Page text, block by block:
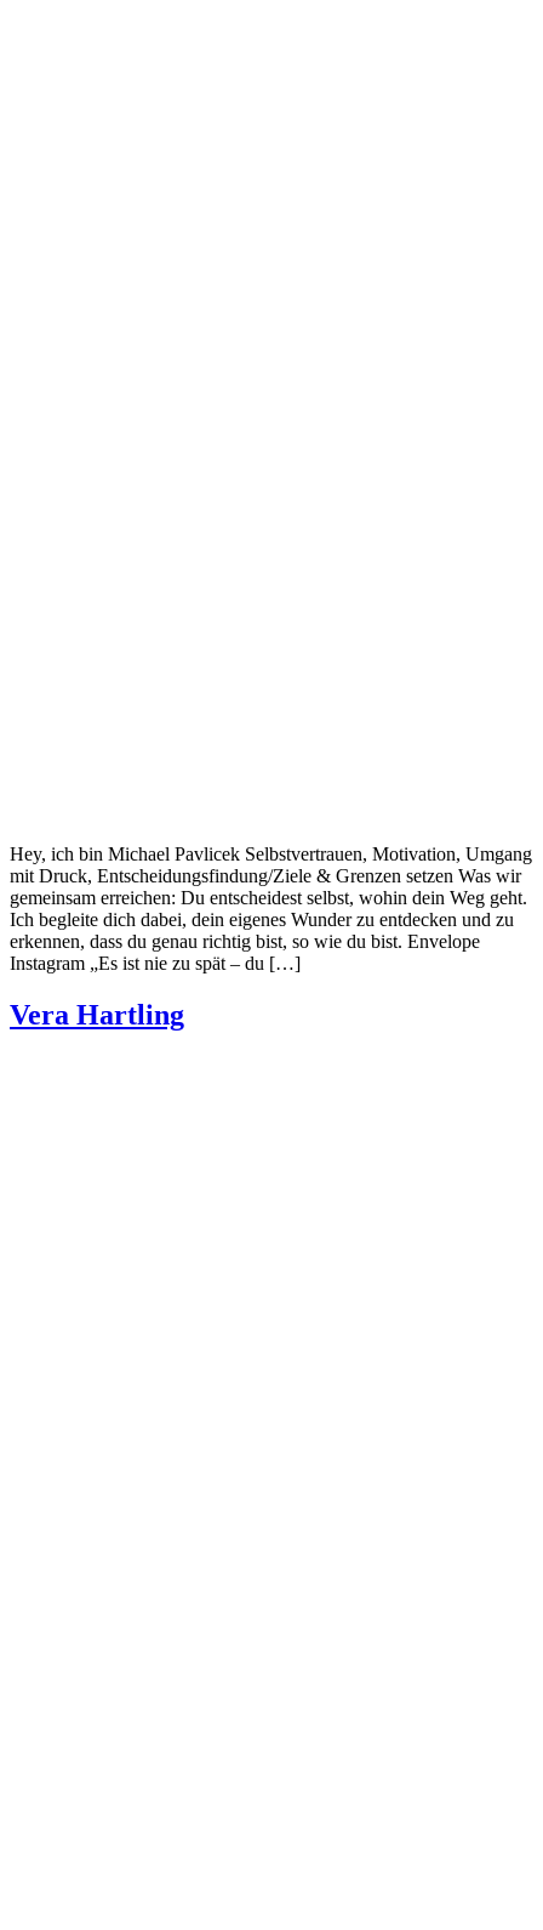
Hey, ich bin Michael Pavlicek Selbstvertrauen, Motivation, Umgang
mit Druck, Entscheidungsfindung/Ziele & Grenzen setzen Was wir
gemeinsam erreichen: Du entscheidest selbst, wohin dein Weg geht.
Ich begleite dich dabei, dein eigenes Wunder zu entdecken und zu
erkennen, dass du genau richtig bist, so wie du bist. Envelope
Instagram „Es ist nie zu spät – du […]
Vera Hartling